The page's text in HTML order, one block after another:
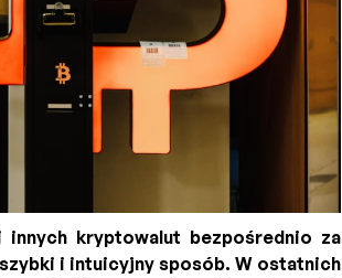
kryptowalut bezpośrednio za
i intuicyjny sposób. W ostatnich